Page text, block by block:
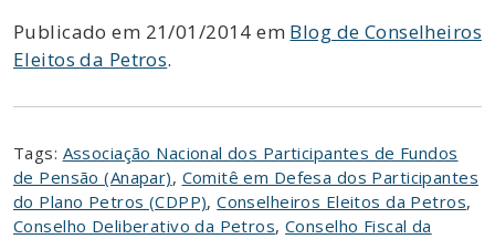
Publicado em 21/01/2014 em Blog de Conselheiros
Eleitos da Petros.
Tags: Associação Nacional dos Participantes de Fundos
de Pensão (Anapar), Comitê em Defesa dos Participantes
do Plano Petros (CDPP),Conselheiros Eleitos da Petros,
Conselho Deliberativo da Petros,Conselho Fiscal da